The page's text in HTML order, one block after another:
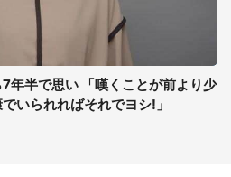
年半で思い 「嘆くことが前より少
いられればそれでヨシ!」